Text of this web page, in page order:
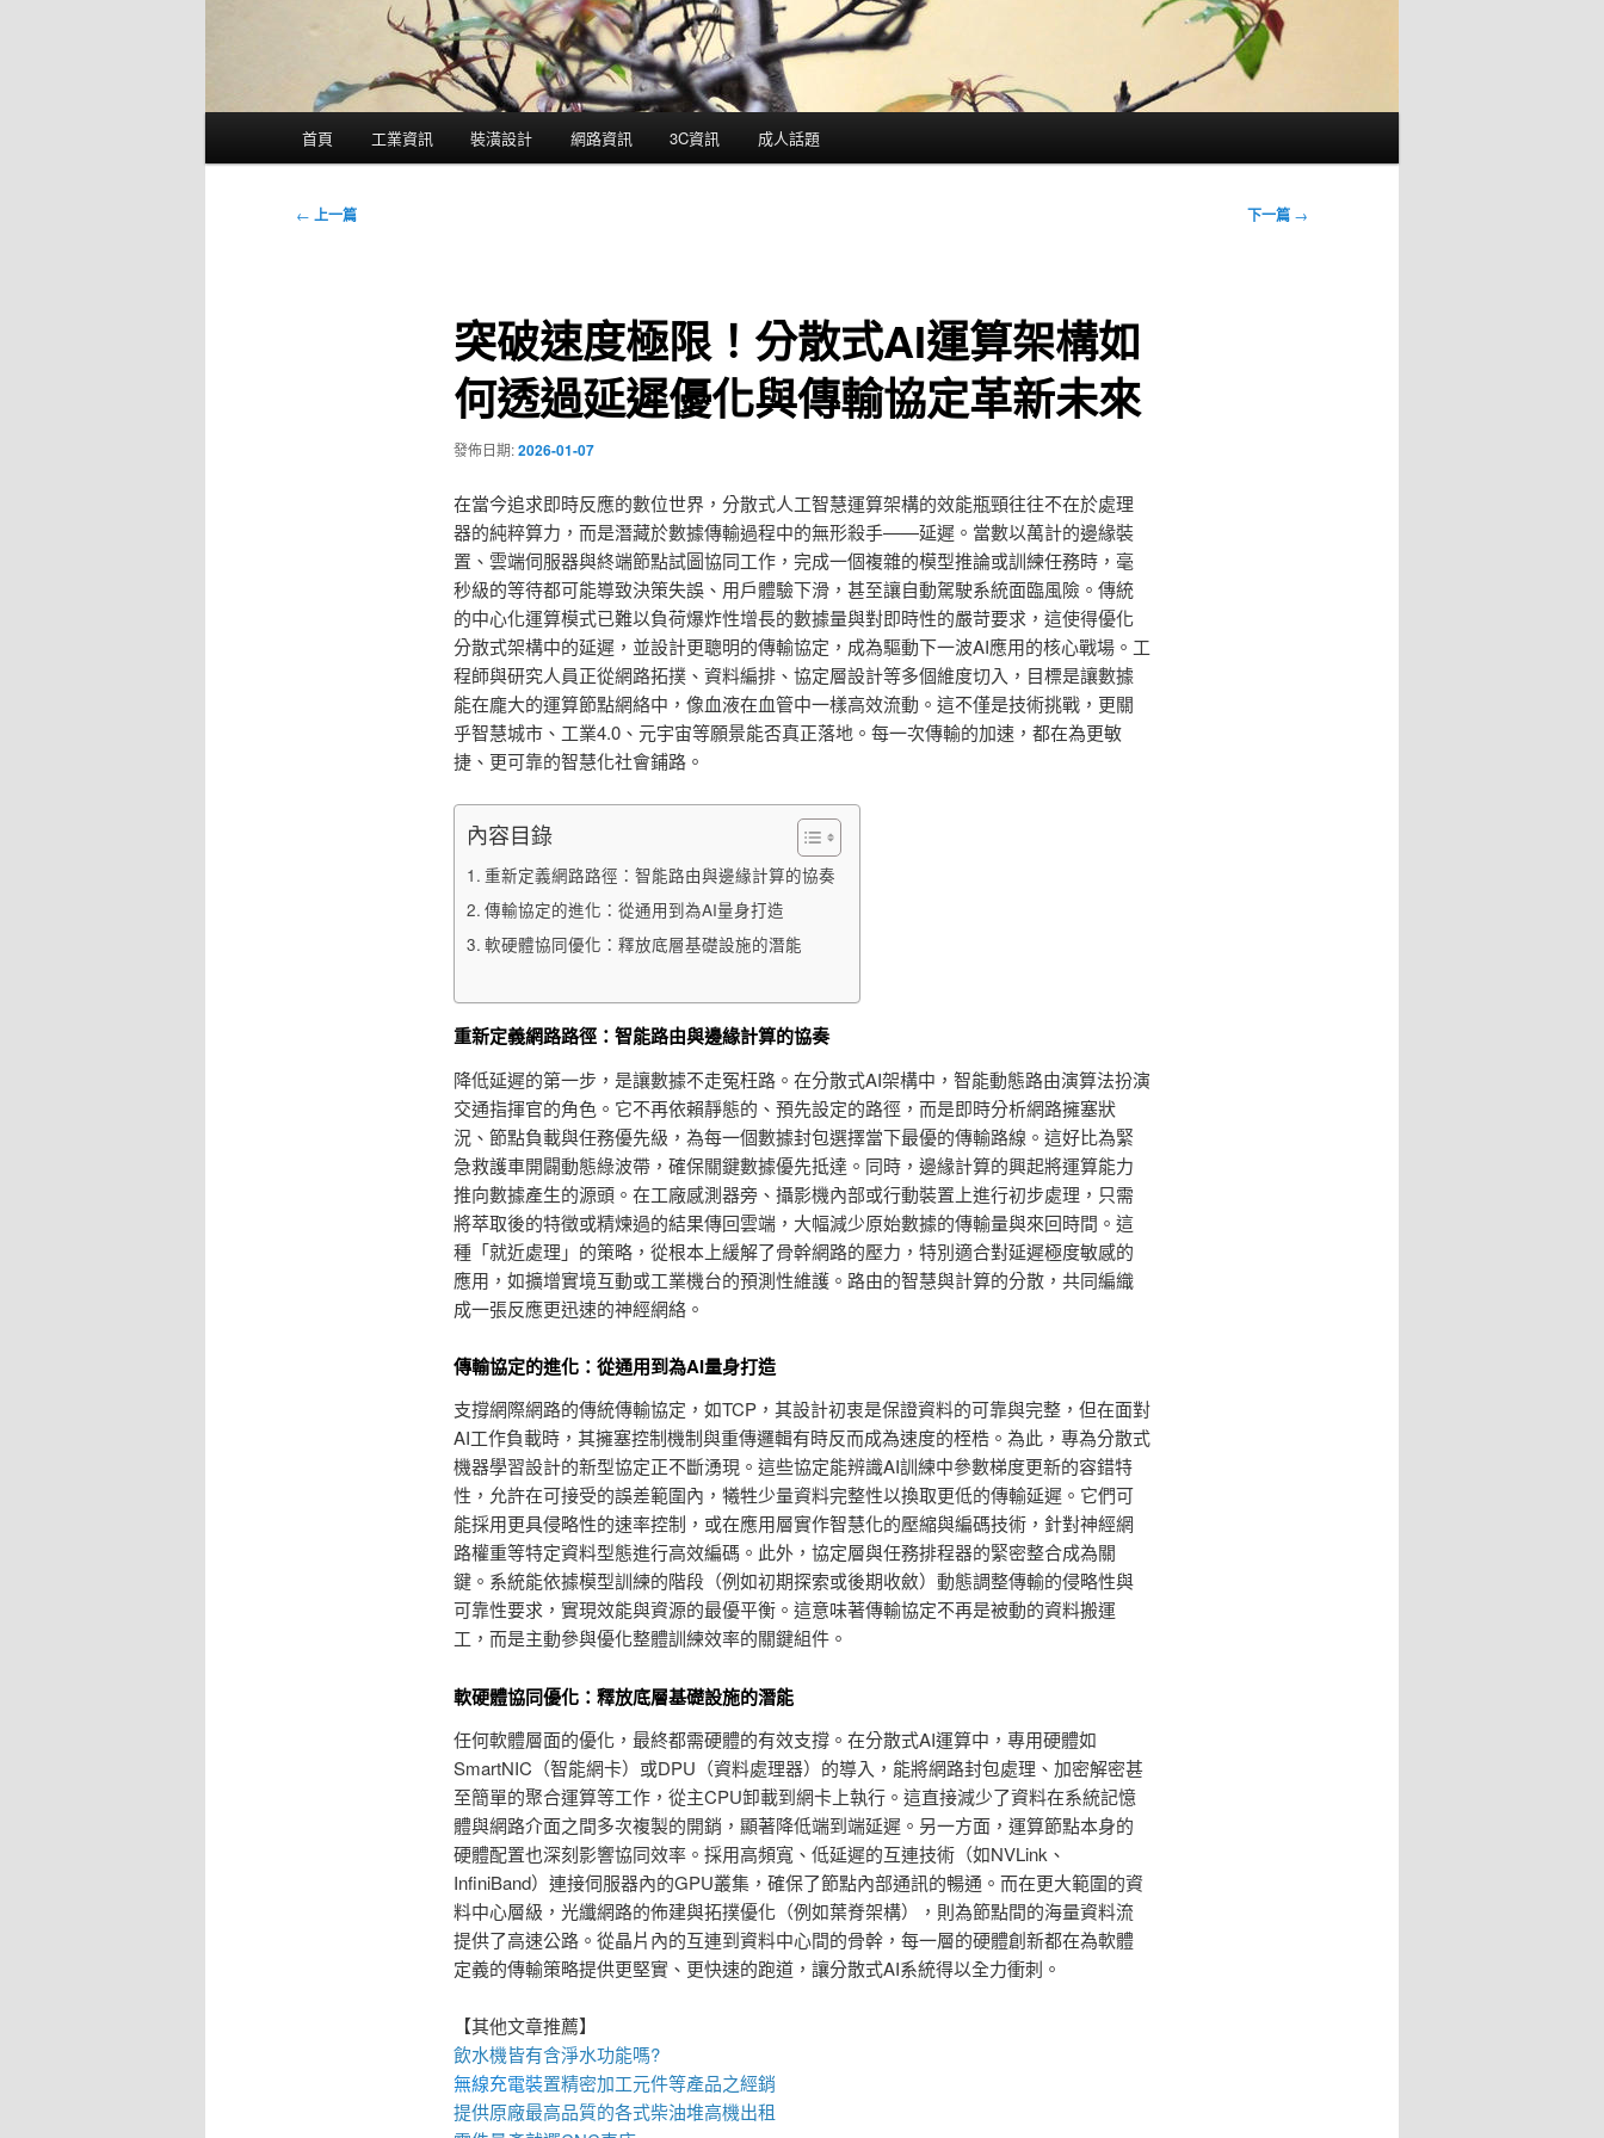
首頁 工業資訊 裝潢設計 網路資訊 3C資訊 成人話題
文
← 上一篇 下一篇 →
突破速度極限！分散式AI運算架構如
何透過延遲優化與傳輸協定革新未來
發佈日期:2026-01-07
在當今追求即時反應的數位世界，分散式人工智慧運算架構的效能瓶頸往往不在於處理
器的純粹算力，而是潛藏於數據傳輸過程中的無形殺手——延遲。當數以萬計的邊緣裝
置、雲端伺服器與終端節點試圖協同工作，完成一個複雜的模型推論或訓練任務時，毫
秒級的等待都可能導致決策失誤、用戶體驗下滑，甚至讓自動駕駛系統面臨風險。傳統
的中心化運算模式已難以負荷爆炸性增長的數據量與對即時性的嚴苛要求，這使得優化
分散式架構中的延遲，並設計更聰明的傳輸協定，成為驅動下一波AI應用的核心戰場。工
程師與研究人員正從網路拓撲、資料編排、協定層設計等多個維度切入，目標是讓數據
能在龐大的運算節點網絡中，像血液在血管中一樣高效流動。這不僅是技術挑戰，更關
乎智慧城市、工業4.0、元宇宙等願景能否真正落地。每一次傳輸的加速，都在為更敏
捷、更可靠的智慧化社會鋪路。
內容目錄
重新定義網路路徑：智能路由與邊緣計算的協奏
傳輸協定的進化：從通用到為AI量身打造
軟硬體協同優化：釋放底層基礎設施的潛能
重新定義網路路徑：智能路由與邊緣計算的協奏
降低延遲的第一步，是讓數據不走冤枉路。在分散式AI架構中，智能動態路由演算法扮演
交通指揮官的角色。它不再依賴靜態的、預先設定的路徑，而是即時分析網路擁塞狀
況、節點負載與任務優先級，為每一個數據封包選擇當下最優的傳輸路線。這好比為緊
急救護車開闢動態綠波帶，確保關鍵數據優先抵達。同時，邊緣計算的興起將運算能力
推向數據產生的源頭。在工廠感測器旁、攝影機內部或行動裝置上進行初步處理，只需
將萃取後的特徵或精煉過的結果傳回雲端，大幅減少原始數據的傳輸量與來回時間。這
種「就近處理」的策略，從根本上緩解了骨幹網路的壓力，特別適合對延遲極度敏感的
應用，如擴增實境互動或工業機台的預測性維護。路由的智慧與計算的分散，共同編織
成一張反應更迅速的神經網絡。
傳輸協定的進化：從通用到為AI量身打造
支撐網際網路的傳統傳輸協定，如TCP，其設計初衷是保證資料的可靠與完整，但在面對
AI工作負載時，其擁塞控制機制與重傳邏輯有時反而成為速度的桎梏。為此，專為分散式
機器學習設計的新型協定正不斷湧現。這些協定能辨識AI訓練中參數梯度更新的容錯特
性，允許在可接受的誤差範圍內，犧牲少量資料完整性以換取更低的傳輸延遲。它們可
能採用更具侵略性的速率控制，或在應用層實作智慧化的壓縮與編碼技術，針對神經網
路權重等特定資料型態進行高效編碼。此外，協定層與任務排程器的緊密整合成為關
鍵。系統能依據模型訓練的階段（例如初期探索或後期收斂）動態調整傳輸的侵略性與
可靠性要求，實現效能與資源的最優平衡。這意味著傳輸協定不再是被動的資料搬運
工，而是主動參與優化整體訓練效率的關鍵組件。
軟硬體協同優化：釋放底層基礎設施的潛能
任何軟體層面的優化，最終都需硬體的有效支撐。在分散式AI運算中，專用硬體如
SmartNIC（智能網卡）或DPU（資料處理器）的導入，能將網路封包處理、加密解密甚
至簡單的聚合運算等工作，從主CPU卸載到網卡上執行。這直接減少了資料在系統記憶
體與網路介面之間多次複製的開銷，顯著降低端到端延遲。另一方面，運算節點本身的
硬體配置也深刻影響協同效率。採用高頻寬、低延遲的互連技術（如NVLink、
InfiniBand）連接伺服器內的GPU叢集，確保了節點內部通訊的暢通。而在更大範圍的資
料中心層級，光纖網路的佈建與拓撲優化（例如葉脊架構），則為節點間的海量資料流
提供了高速公路。從晶片內的互連到資料中心間的骨幹，每一層的硬體創新都在為軟體
定義的傳輸策略提供更堅實、更快速的跑道，讓分散式AI系統得以全力衝刺。
【其他文章推薦】
飲水機皆有含淨水功能嗎?
無線充電裝置精密加工元件等產品之經銷
提供原廠最高品質的各式柴油堆高機出租